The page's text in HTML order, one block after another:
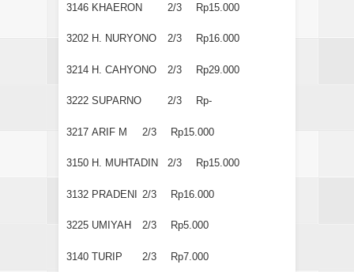
3146 KHAERON 2/3 Rp15.000
3202 H. NURYONO 2/3 Rp16.000
3214 H. CAHYONO 2/3 Rp29.000
3222 SUPARNO 2/3 Rp-
3217 ARIF M 2/3 Rp15.000
3150 H. MUHTADIN 2/3 Rp15.000
3132 PRADENI 2/3 Rp16.000
3225 UMIYAH 2/3 Rp5.000
3140 TURIP 2/3 Rp7.000